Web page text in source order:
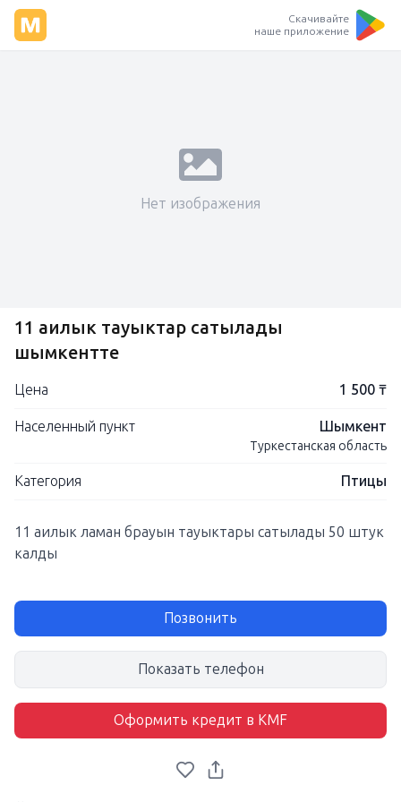
Скачивайте
наше приложение
Нет изображения
11 аилык тауыктар сатылады
шымкентте
Цена 1 500 ₸
Населенный пункт Шымкент
Туркестанская область
Категория Птицы
11 аилык ламан брауын тауыктары сатылады 50 штук
калды
Позвонить
Показать телефон
Оформить кредит в KMF